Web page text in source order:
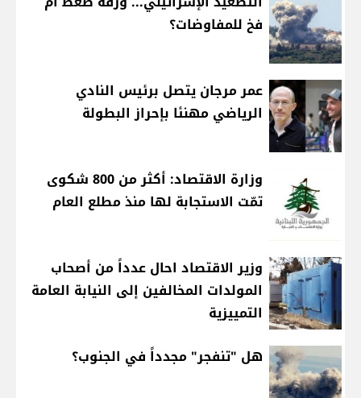
فخ للمفاوضات؟
عمر مرجان يتصل برئيس النادي
الرياضي مهنئا بإحراز البطولة
وزارة الاقتصاد: أكثر من 800 شكوى
تمّت الاستجابة لها منذ مطلع العام
وزير الاقتصاد احال عدداً من أصحاب
المولدات المخالفين إلى النيابة العامة
التمييزية
هل "تنفجر" مجدداً في الجنوب؟